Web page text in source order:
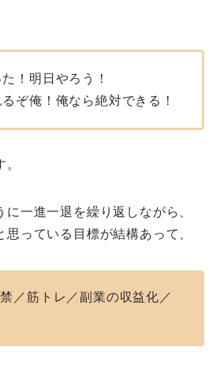
！明日やろう！
ぞ俺！俺なら絶対できる！
一進一退を繰り返しながら、
思っている目標が結構あって、
／筋トレ／副業の収益化／